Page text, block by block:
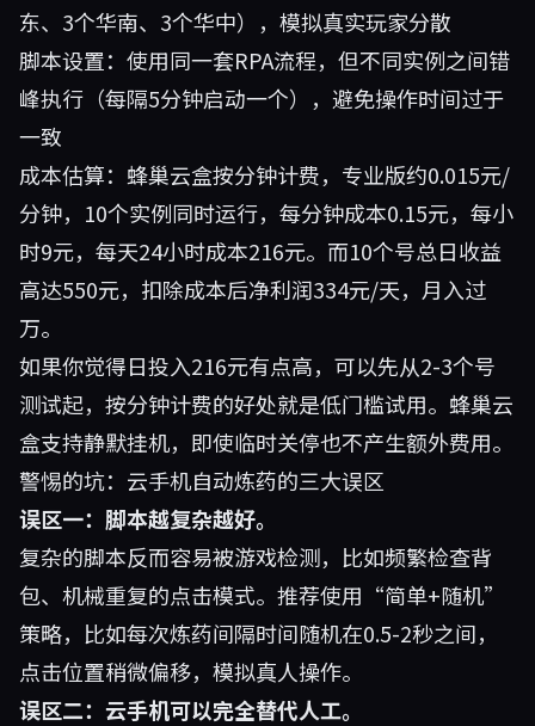
东、3个华南、3个华中），模拟真实玩家分散
脚本设置：使用同一套RPA流程，但不同实例之间错
峰执行（每隔5分钟启动一个），避免操作时间过于
一致
成本估算：蜂巢云盒按分钟计费，专业版约0.015元/
分钟，10个实例同时运行，每分钟成本0.15元，每小
时9元，每天24小时成本216元。而10个号总日收益
高达550元，扣除成本后净利润334元/天，月入过
万。
如果你觉得日投入216元有点高，可以先从2-3个号
测试起，按分钟计费的好处就是低门槛试用。蜂巢云
盒支持静默挂机，即使临时关停也不产生额外费用。
警惕的坑：云手机自动炼药的三大误区
误区一：脚本越复杂越好。
复杂的脚本反而容易被游戏检测，比如频繁检查背
包、机械重复的点击模式。推荐使用“简单+随机”
策略，比如每次炼药间隔时间随机在0.5-2秒之间，
点击位置稍微偏移，模拟真人操作。
误区二：云手机可以完全替代人工。